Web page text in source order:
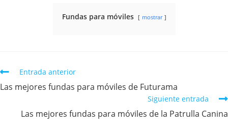
Fundas para móviles mostrar
Entrada anterior
Las mejores fundas para móviles de Futurama
Siguiente entrada
Las mejores fundas para móviles de la Patrulla Canina